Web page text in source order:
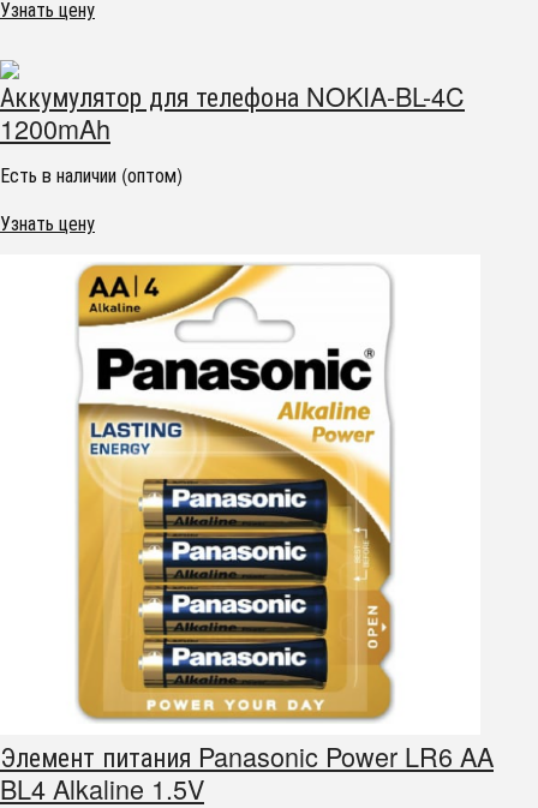
Узнать цену
Аккумулятор для телефона NOKIA-BL-4C
1200mAh
Есть в наличии (оптом)
Узнать цену
Элемент питания Panasonic Power LR6 AA
BL4 Alkaline 1.5V